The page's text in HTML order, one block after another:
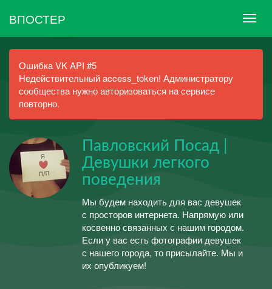
ВПОСТЕР
Ошибка VK API #5
Недействительный access_token! Администратору
сообщества нужно авторизоваться на сервисе
повторно.
Павловский Посад |
Девушки легкого
поведения
Мы будем находить для вас девушек
с просторов интернета. Напрямую или
косвенно связанных с нашим городом.
Если у вас есть фотографии девушек
с нашего города, то присылайте. Мы и
их опубликуем!